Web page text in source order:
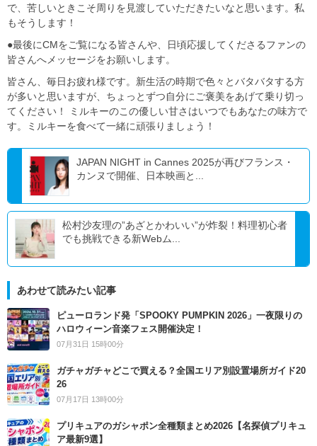
で、苦しいときこそ周りを見渡していただきたいなと思います。私
もそうします！
●最後にCMをご覧になる皆さんや、日頃応援してくださるファンの
皆さんへメッセージをお願いします。
皆さん、毎日お疲れ様です。新生活の時期で色々とバタバタする方
が多いと思いますが、ちょっとずつ自分にご褒美をあげて乗り切っ
てください！ ミルキーのこの優しい甘さはいつでもあなたの味方で
す。ミルキーを食べて一緒に頑張りましょう！
JAPAN NIGHT in Cannes 2025が再びフランス・
カンヌで開催、日本映画と...
松村沙友理の”あざとかわいい”が炸裂！料理初心者
でも挑戦できる新Webム...
あわせて読みたい記事
ピューロランド発「SPOOKY PUMPKIN 2026」一夜限りの
ハロウィーン音楽フェス開催決定！
07月31日 15時00分
ガチャガチャどこで買える？全国エリア別設置場所ガイド20
26
07月17日 13時00分
プリキュアのガシャポン全種類まとめ2026【名探偵プリキュ
ア最新9選】